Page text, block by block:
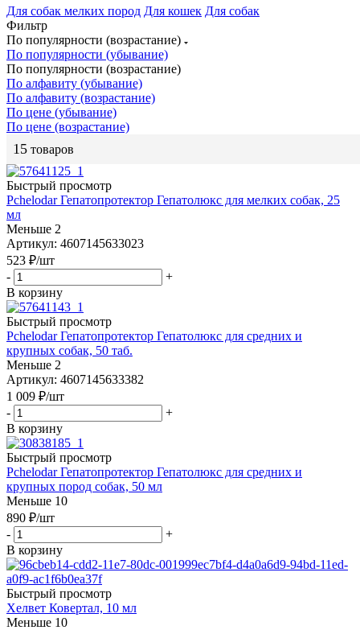
Для собак мелких пород Для кошек Для собак
Фильтр
По популярности (возрастание)
По популярности (убывание)
По популярности (возрастание)
По алфавиту (убывание)
По алфавиту (возрастание)
По цене (убывание)
По цене (возрастание)
15 товаров
Быстрый просмотр
Pchelodar Гепатопротектор Гепатолюкс для мелких собак, 25
мл
Меньше 2
Артикул: 4607145633023
523 ₽/шт
-
+
В корзину
Быстрый просмотр
Pchelodar Гепатопротектор Гепатолюкс для средних и
крупных собак, 50 таб.
Меньше 2
Артикул: 4607145633382
1 009 ₽/шт
-
+
В корзину
Быстрый просмотр
Pchelodar Гепатопротектор Гепатолюкс для средних и
крупных пород собак, 50 мл
Меньше 10
890 ₽/шт
-
+
В корзину
Быстрый просмотр
Хелвет Ковертал, 10 мл
Меньше 10